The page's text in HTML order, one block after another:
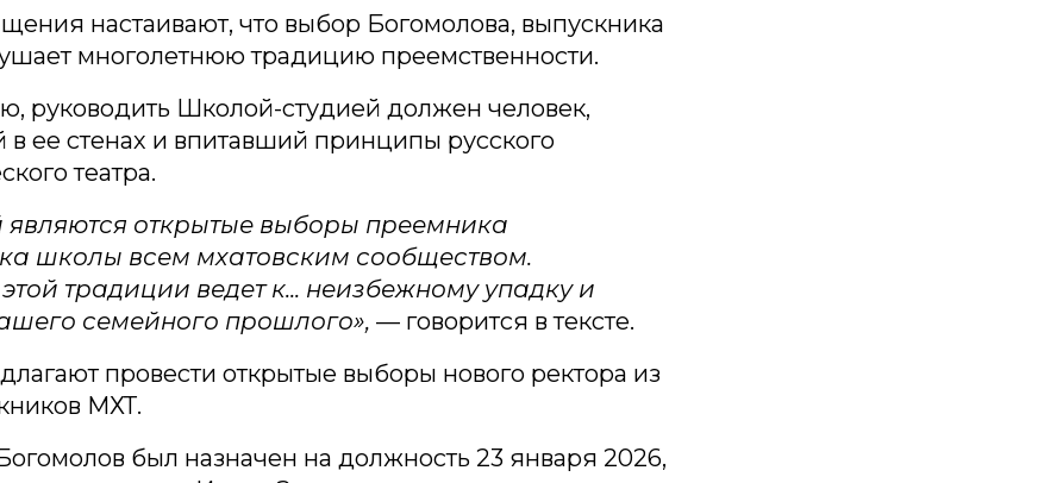
настаивают, что выбор Богомолова, выпускника
многолетнюю традицию преемственности.
руководить Школой-студией должен человек,
в ее стенах и впитавший принципы русского
театра.
являются открытые выборы преемника
школы всем мхатовским сообществом.
традиции ведет к... неизбежному упадку и
семейного прошлого», — говорится в тексте.
провести открытые выборы нового ректора из
МХТ.
был назначен на должность 23 января 2026,